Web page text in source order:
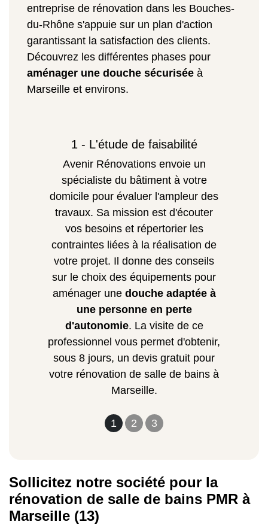
entreprise de rénovation dans les Bouches-
du-Rhône s'appuie sur un plan d'action
garantissant la satisfaction des clients.
Découvrez les différentes phases pour
aménager une douche sécurisée à
Marseille et environs.
1 2 3
1 - L'étude de faisabilité
Avenir Rénovations envoie un
spécialiste du bâtiment à votre
domicile pour évaluer l'ampleur des
travaux. Sa mission est d'écouter
vos besoins et répertorier les
contraintes liées à la réalisation de
votre projet. Il donne des conseils
sur le choix des équipements pour
aménager une douche adaptée à
une personne en perte
d'autonomie. La visite de ce
professionnel vous permet d'obtenir,
sous 8 jours, un devis gratuit pour
votre rénovation de salle de bains à
Marseille.
Sollicitez notre société pour la
rénovation de salle de bains PMR à
Marseille (13)